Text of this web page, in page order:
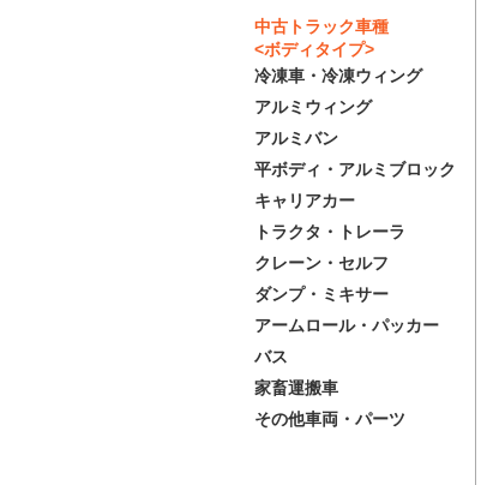
中古トラック車種
<ボディタイプ>
冷凍車・冷凍ウィング
アルミウィング
アルミバン
平ボディ・アルミブロック
キャリアカー
トラクタ・トレーラ
クレーン・セルフ
ダンプ・ミキサー
アームロール・パッカー
バス
家畜運搬車
その他車両・パーツ